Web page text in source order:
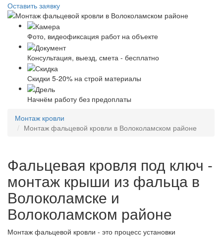
Оставить заявку
Фото, видеофиксация работ на объекте
Консультация, выезд, смета - бесплатно
Скидки 5-20% на строй материалы
Начнём работу без предоплаты
Монтаж кровли
Монтаж фальцевой кровли в Волоколамском районе
Фальцевая кровля под ключ -
монтаж крыши из фальца в
Волоколамске и
Волоколамском районе
Монтаж фальцевой кровли - это процесс установки